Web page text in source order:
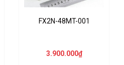
FX2N-48MT-001
3.900.000₫